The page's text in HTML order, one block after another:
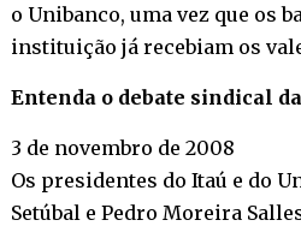
o Unibanco, uma vez que os
instituição já recebiam os
Entenda o debate sindical
3 de novembro de 2008
Os presidentes do Itaú e do
Setúbal e Pedro Moreira